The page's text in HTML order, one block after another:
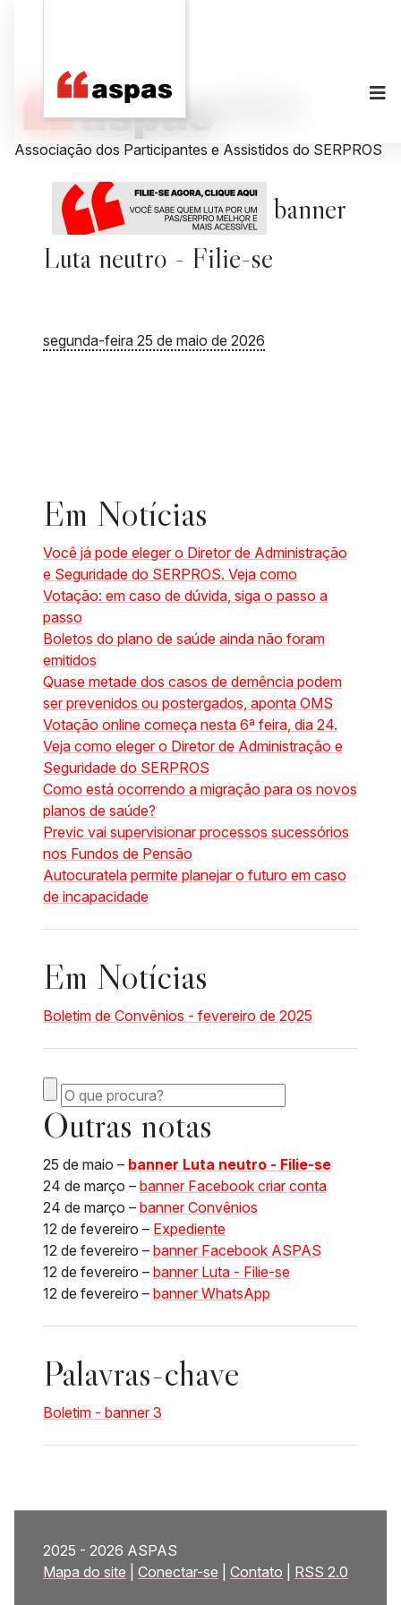
Associação dos Participantes e Assistidos do SERPROS
banner
Luta neutro - Filie-se
segunda-feira 25 de maio de 2026
Em Notícias
Você já pode eleger o Diretor de Administração
e Seguridade do SERPROS. Veja como
Votação: em caso de dúvida, siga o passo a
passo
Boletos do plano de saúde ainda não foram
emitidos
Quase metade dos casos de demência podem
ser prevenidos ou postergados, aponta OMS
Votação online começa nesta 6ª feira, dia 24.
Veja como eleger o Diretor de Administração e
Seguridade do SERPROS
Como está ocorrendo a migração para os novos
planos de saúde?
Previc vai supervisionar processos sucessórios
nos Fundos de Pensão
Autocuratela permite planejar o futuro em caso
de incapacidade
Em Notícias
Boletim de Convênios - fevereiro de 2025
Outras notas
25 de maio – banner Luta neutro - Filie-se
24 de março – banner Facebook criar conta
24 de março – banner Convênios
12 de fevereiro – Expediente
12 de fevereiro – banner Facebook ASPAS
12 de fevereiro – banner Luta - Filie-se
12 de fevereiro – banner WhatsApp
Palavras-chave
Boletim - banner 3
2025 - 2026 ASPAS
Mapa do site
Conectar-se Contato RSS 2.0